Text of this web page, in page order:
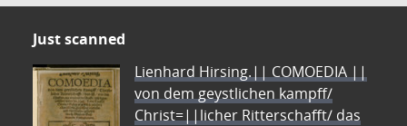
Just scanned
Lienhard Hirsing.|| COMOEDIA ||
von dem geystlichen kampff/
Christ=||licher Ritterschafft/ das